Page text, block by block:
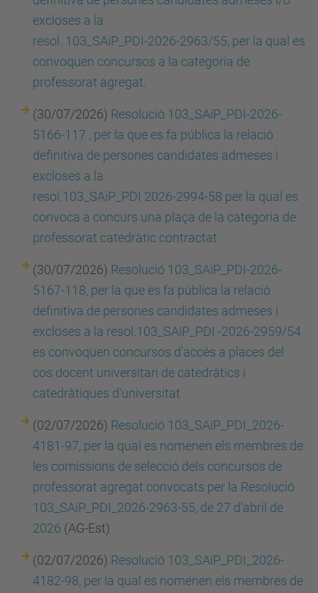
excloses a la
resol. 103_SAiP_PDI-2026-2963/55, per la qual es
convoquen concursos a la categoria de
professorat agregat.
(30/07/2026) Resolució 103_SAiP_PDI-2026-
5166-117 , per la que es fa pública la relació
definitiva de persones candidates admeses i
excloses a la
resol.103_SAiP_PDI 2026-2994-58 per la qual es
convoca a concurs una plaça de la categoria de
professorat catedràtic contractat
(30/07/2026) Resolució 103_SAiP_PDI-2026-
5167-118, per la que es fa pública la relació
definitiva de persones candidates admeses i
excloses a la resol.103_SAiP_PDI -2026-2959/54
es convoquen concursos d'accés a places del
cos docent universitari de catedràtics i
catedràtiques d'universitat
(02/07/2026) Resolució 103_SAiP_PDI_2026-
4181-97, per la qual es nomenen els membres de
les comissions de selecció dels concursos de
professorat agregat convocats per la Resolució
103_SAiP_PDI_2026-2963-55, de 27 d’abril de
2026 (AG-Est)
(02/07/2026) Resolució 103_SAiP_PDI_2026-
4182-98, per la qual es nomenen els membres de